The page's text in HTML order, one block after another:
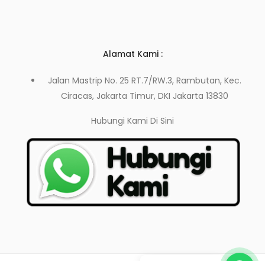
Alamat Kami :
Jalan Mastrip No. 25 RT.7/RW.3, Rambutan, Kec.
Ciracas, Jakarta Timur, DKI Jakarta 13830
Hubungi Kami Di Sini